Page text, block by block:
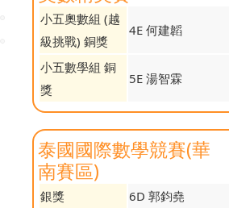
小五奧數組 (越
級挑戰) 銅獎
4E 何建韜
小五數學組 銅
獎
5E 湯智霖
泰國國際數學競賽(華
南賽區)
銀獎
6D 郭鈞堯